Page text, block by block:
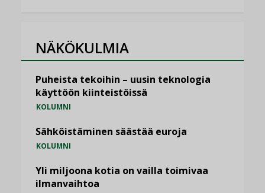
NÄKÖKULMIA
Puheista tekoihin – uusin teknologia
käyttöön kiinteistöissä
KOLUMNI
Sähköistäminen säästää euroja
KOLUMNI
Yli miljoona kotia on vailla toimivaa
ilmanvaihtoa